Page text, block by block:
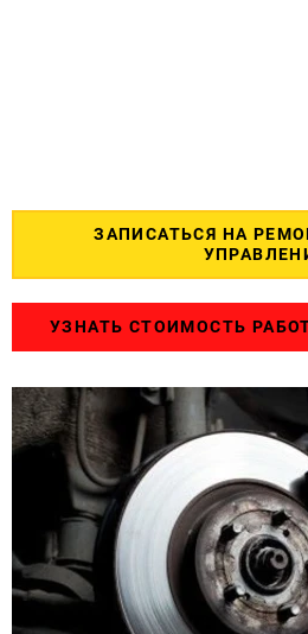
ЗАПИСАТЬСЯ НА
УЗНАТЬ